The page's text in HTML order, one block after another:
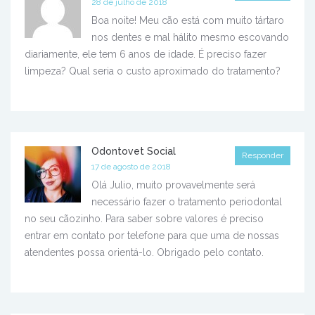
28 de julho de 2018
Boa noite! Meu cão está com muito tártaro
nos dentes e mal hálito mesmo escovando
diariamente, ele tem 6 anos de idade. É preciso fazer
limpeza? Qual seria o custo aproximado do tratamento?
Responder
Odontovet Social
17 de agosto de 2018
Olá Julio, muito provavelmente será
necessário fazer o tratamento periodontal
no seu cãozinho. Para saber sobre valores é preciso
entrar em contato por telefone para que uma de nossas
atendentes possa orientá-lo. Obrigado pelo contato.